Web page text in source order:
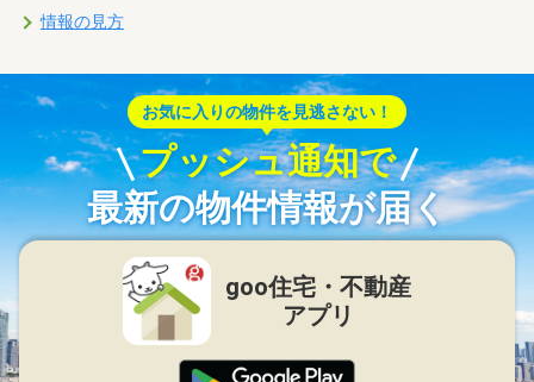
情報の見方
お気に入りの物件を見逃さない！
プッシュ通知で
最新の物件情報が届く
goo住宅・不動産
アプリ